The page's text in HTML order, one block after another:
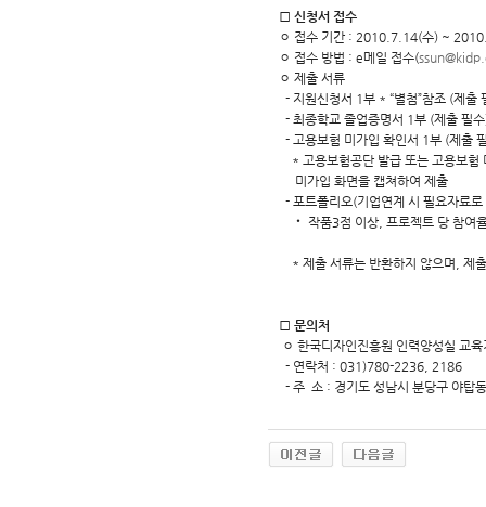
□ 신청서 접수
ㅇ 접수 기간 : 2010.7.14(수) ~
ㅇ 접수 방법 : e메일 접수(
ㅇ 제출 서류
- 지원신청서 1부 * “별첨”참조 (제출
- 최종학교 졸업증명서 1부 (제출 필
- 고용보험 미가입 확인서 1부 (제출
* 고용보험공단 발급 또는 고용보
미가입 화면을 캡쳐하여 제출
- 포트폴리오(기업연계 시 필요자료로
‧ 작품3점 이상, 프로젝트 당 참여
* 제출 서류는 반환하지 않으며, 제
□ 문의처
ㅇ 한국디자인진흥원 인력양성실 교육
- 연락처 : 031)780-2236, 2186
- 주 소 : 경기도 성남시 분당구 야탑